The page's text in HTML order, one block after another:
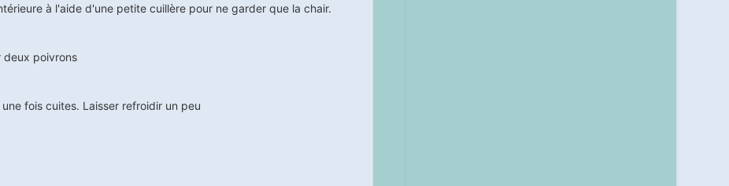
à l'aide d'une petite cuillère pour ne garder que la chair.
deux poivrons
fois cuites. Laisser refroidir un peu